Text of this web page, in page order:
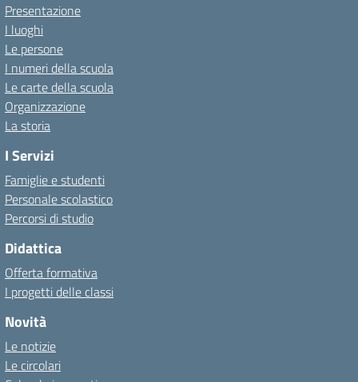
Presentazione
I luoghi
Le persone
I numeri della scuola
Le carte della scuola
Organizzazione
La storia
I Servizi
Famiglie e studenti
Personale scolastico
Percorsi di studio
Didattica
Offerta formativa
I progetti delle classi
Novità
Le notizie
Le circolari